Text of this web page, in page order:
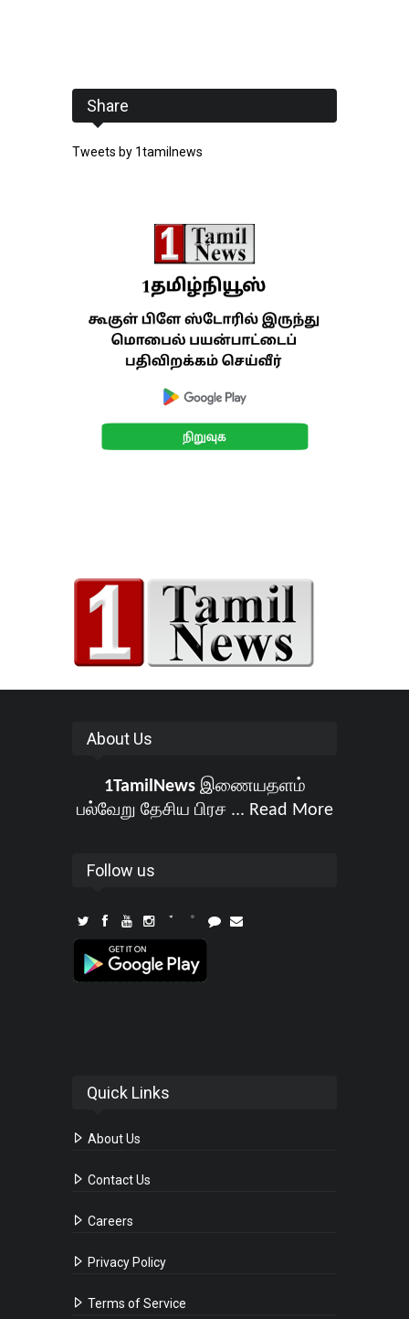
Share
Tweets by 1tamilnews
About Us
1TamilNewsஇணையதளம்
பல்வேறு தேசிய பிரச ... Read More
Follow us
Quick Links
About Us
Contact Us
Careers
Privacy Policy
Terms of Service